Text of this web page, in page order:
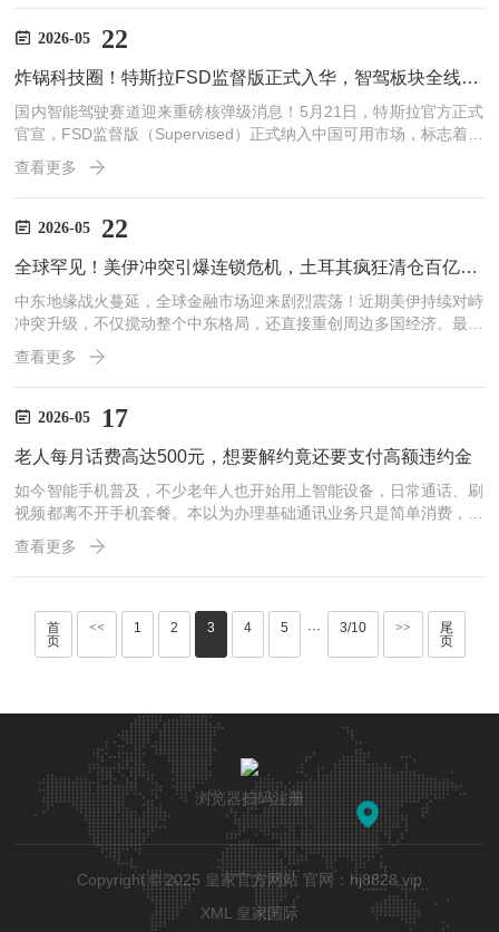
（AD）的创
2026-05 22
炸锅科技圈！特斯拉FSD监督版正式入华，智驾板块全线爆发，行业彻底变天
国内智能驾驶赛道迎来重磅核弹级消息！5月21日，特斯拉官方正式
官宣，FSD监督版（Supervised）正式纳入中国可用市场，标志着酝
酿数年的特斯拉高阶全自动辅助驾驶系统，终于迎来实质性入华落地
节点。消息一出，资本市场迅速响应，A股智能驾驶、车载芯片、自
动驾驶软硬件等相关板块集体拉升
查看更多
2026-05 22
全球罕见！美伊冲突引爆连锁危机，土耳其疯狂清仓百亿美债，真相藏不住了
中东地缘战火蔓延，全球金融市场迎来剧烈震荡！近期美伊持续对峙
冲突升级，不仅搅动整个中东格局，还直接重创周边多国经济。最新
金融数据曝光重磅信号：土耳其在3月份几乎清空所持全部美债，百
亿规模持仓大幅抛售，堪称罕见级别的大规模清仓操作。这场突发的
巨额美债抛售，并非偶然金融操
查看更多
2026-05 17
老人每月话费高达500元，想要解约竟还要支付高额违约金
如今智能手机普及，不少老年人也开始用上智能设备，日常通话、刷
视频都离不开手机套餐。本以为办理基础通讯业务只是简单消费，没
想到不少老人稀里糊涂办理高价套餐，每月话费动辄数百元，想要取
消业务、更换低价套餐时，却被运营商告知合约未到期，解约必须缴
纳违约金，让不少老年群体陷入
查看更多
首
页
<< 1 2 3 4 5 ··· 3/10 >>
尾
页
浏览器扫码注册
Copyright © 2025 皇家官方网站 官网：hj8828.vip
XML 皇家国际